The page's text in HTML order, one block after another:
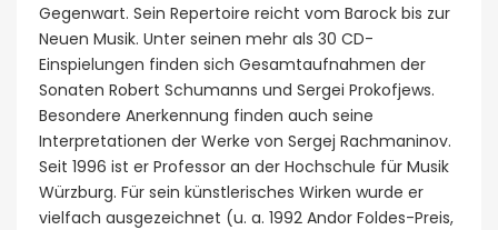
Gegenwart. Sein Repertoire reicht vom Barock bis zur
Neuen Musik. Unter seinen mehr als 30 CD-
Einspielungen finden sich Gesamtaufnahmen der
Sonaten Robert Schumanns und Sergei Prokofjews.
Besondere Anerkennung finden auch seine
Interpretationen der Werke von Sergej Rachmaninov.
Seit 1996 ist er Professor an der Hochschule für Musik
Würzburg. Für sein künstlerisches Wirken wurde er
vielfach ausgezeichnet (u. a. 1992 Andor Foldes-Preis,